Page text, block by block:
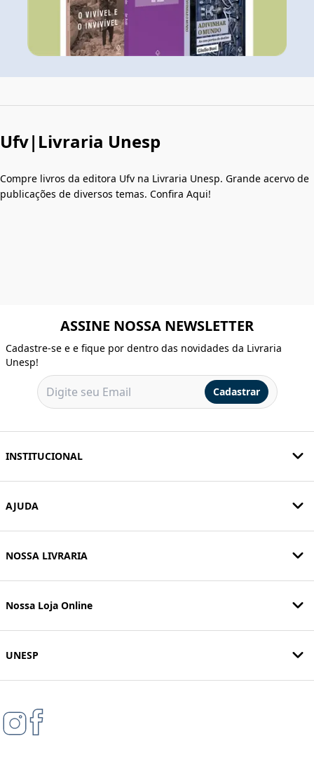
Ufv|Livraria Unesp
Compre livros da editora Ufv na Livraria Unesp. Grande acervo de
publicações de diversos temas. Confira Aqui!
ASSINE NOSSA NEWSLETTER
Cadastre-se e e fique por dentro das novidades da Livraria
Unesp!
Cadastrar
INSTITUCIONAL
AJUDA
NOSSA LIVRARIA
Nossa Loja Online
UNESP